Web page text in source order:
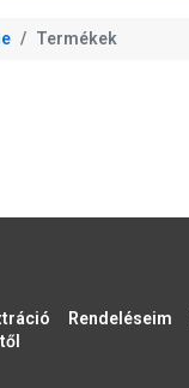
Termékek
Rendeléseim